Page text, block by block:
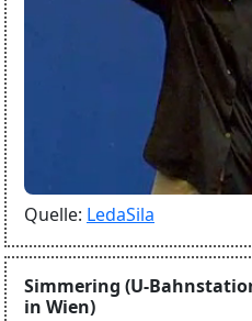
Quelle: LedaSila
Simmering (U-
in Wien)